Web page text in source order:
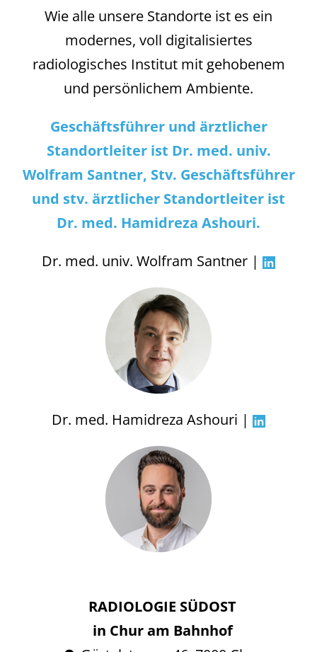
Wie alle unsere Standorte ist es ein
modernes, voll digitalisiertes
radiologisches Institut mit gehobenem
und persönlichem Ambiente.
Geschäftsführer und ärztlicher
Standortleiterist Dr. med. univ.
Wolfram Santner, Stv. Geschäftsführer
und stv. ärztlicher Standortleiter ist
Dr. med. Hamidreza Ashouri.
Dr. med. univ. Wolfram Santner |
Dr. med. Hamidreza Ashouri |
RADIOLOGIE SÜDOST
in Chur am Bahnhof